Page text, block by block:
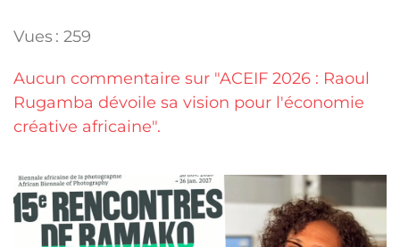
Vues : 259
Aucun commentaire sur "ACEIF 2026 : Raoul
Rugamba dévoile sa vision pour l'économie
créative africaine".